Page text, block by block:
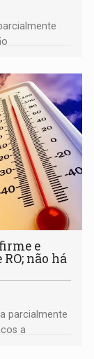
e
não há
parcialmente
a